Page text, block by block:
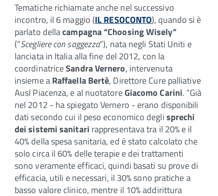
Tematiche richiamate anche nel successivo
incontro, il 6 maggio (IL RESOCONTO), quando si è
parlato dellacampagna “Choosing Wisely”
(“Scegliere con saggezza”), nata negli Stati Uniti e
lanciata in Italia alla fine del 2012, con la
coordinatriceSandra Vernero, intervenuta
insieme aRaffaella Bertè, Direttore Cure palliative
Ausl Piacenza, e al nuotatoreGiacomo Carini. “Già
nel 2012 - ha spiegato Vernero - erano disponibili
dati secondo cui il peso economico deglisprechi
dei sistemi sanitari rappresentava tra il 20% e il
40% della spesa sanitaria, ed è stato calcolato che
solo circa il 60% delle terapie e dei trattamenti
sono veramente efficaci, quindi basati su prove di
efficacia, utili e necessari, il 30% sono pratiche a
basso valore clinico, mentre il 10% addirittura